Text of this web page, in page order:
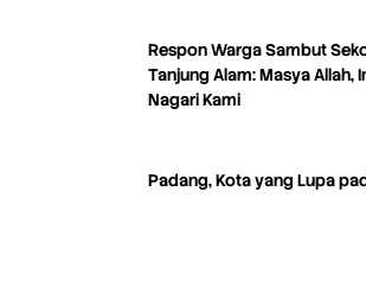
Respon Warga Sambut
Tanjung Alam: Masya Allah,
Nagari Kami
Padang, Kota yang Lupa